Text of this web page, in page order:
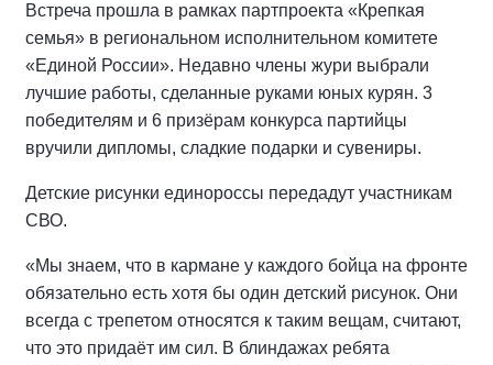
Встреча прошла в рамках партпроекта «Крепкая
семья» в региональном исполнительном комитете
«Единой России». Недавно члены жури выбрали
лучшие работы, сделанные руками юных курян. 3
победителям и 6 призёрам конкурса партийцы
вручили дипломы, сладкие подарки и сувениры.
Детские рисунки единороссы передадут участникам
СВО.
«Мы знаем, что в кармане у каждого бойца на фронте
обязательно есть хотя бы один детский рисунок. Они
всегда с трепетом относятся к таким вещам, считают,
что это придаёт им сил. В блиндажах ребята